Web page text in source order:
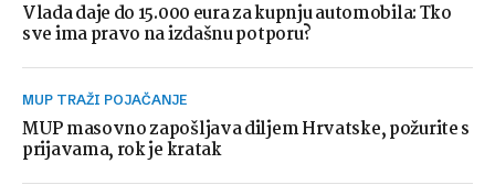
Vlada daje do 15.000 eura za kupnju automobila: Tko
sve ima pravo na izdašnu potporu?
MUP TRAŽI POJAČANJE
MUP masovno zapošljava diljem Hrvatske, požurite s
prijavama, rok je kratak